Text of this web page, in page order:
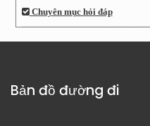
Chuyên mục hỏi đáp
Bản đồ đường đi